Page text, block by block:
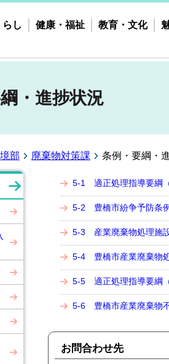
らし 健康・福祉 教育・文化
・進捗状況
部 廃棄物対策課 条例・要綱・
5-1 適正処理指導要綱（
5-2 豊橋市紛争予防条例
5-3 産業廃棄物処理施
5-4 豊橋市産業廃棄物
5-5 適正処理指導要綱
5-6 豊橋市産業廃棄物
お問合わせ先